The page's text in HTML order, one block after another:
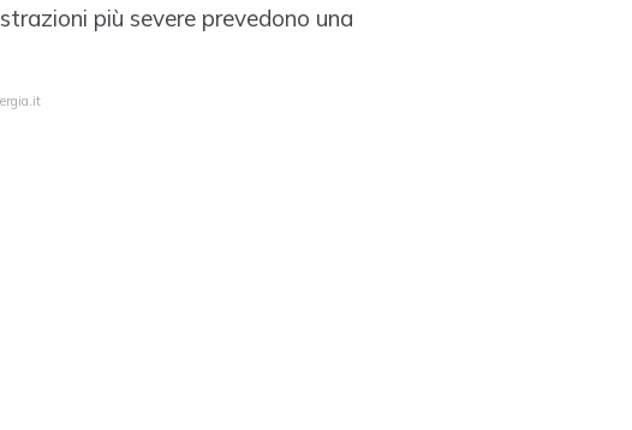
più severe prevedono una